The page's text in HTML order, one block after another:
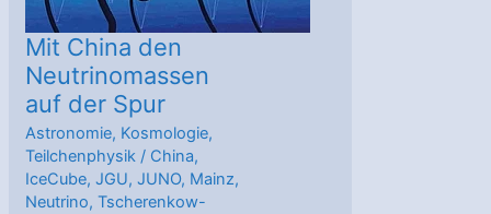
Mit China den
Neutrinomassen
auf der Spur
Astronomie, Kosmologie,
Teilchenphysik / China,
IceCube,JGU,JUNO, Mainz,
Neutrino,Tscherenkow-